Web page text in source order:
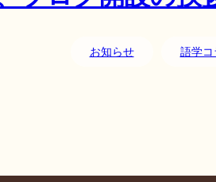
お知らせ 語学コ